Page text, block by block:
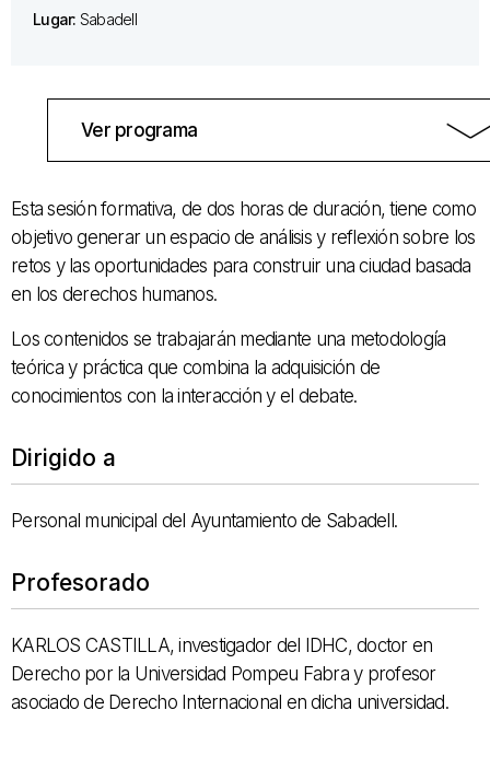
Lugar: Sabadell
Ver programa
Esta sesión formativa, de dos horas de duración, tiene como
objetivo generar un espacio de análisis y reflexión sobre los
retos y las oportunidades para construir una ciudad basada
en los derechos humanos.
Los contenidos se trabajarán mediante una metodología
teórica y práctica que combina la adquisición de
conocimientos con la interacción y el debate.
Dirigido a
Personal municipal del Ayuntamiento de Sabadell.
Profesorado
KARLOS CASTILLA, investigador del IDHC, doctor en
Derecho por la Universidad Pompeu Fabra y profesor
asociado de Derecho Internacional en dicha universidad.